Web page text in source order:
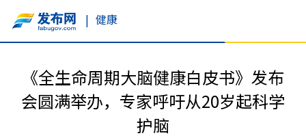
| 健康
《全生命周期大脑健康白皮书》发布
会圆满举办，专家呼吁从20岁起科学
护脑